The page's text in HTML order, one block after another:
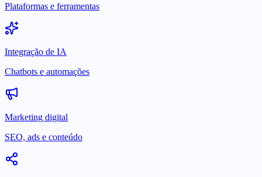
Plataformas e ferramentas
Integração de IA
Chatbots e automações
Marketing digital
SEO, ads e conteúdo